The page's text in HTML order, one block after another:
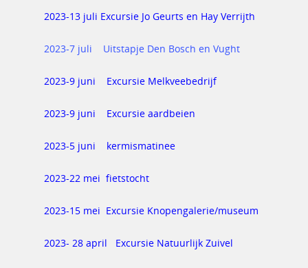
2023-13 juli Excursie Jo Geurts en Hay Verrijth
2023-7 juli Uitstapje Den Bosch en Vught
2023-9 juni Excursie Melkveebedrijf
2023-9 juni Excursie aardbeien
2023-5 juni kermismatinee
2023-22 mei fietstocht
2023-15 mei Excursie Knopengalerie/museum
2023- 28 april Excursie Natuurlijk Zuivel
Kienen
Koffie uurtje
Leeskring
Rijbewijskeuring
Nieuws
Actueel Nieuws
Werkgroepen
Fotograaf
Klusteam
Foto’s